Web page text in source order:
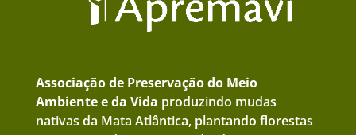
Associação de Preservação do Meio
Ambiente e da Vida produzindo mudas
nativas da Mata Atlântica, plantando florestas